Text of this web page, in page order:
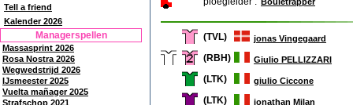
Tell a friend
Kalender 2026
Managerspellen
Massasprint 2026
Rosa Nostra 2026
Wegwedstrijd 2026
IJsmeester 2025
Vuelta mañager 2025
Strafschop 2021
Bouletrapper
(TVL) jonas Vingegaard
(RBH) Giulio PELLIZZARI
(LTK) giulio Ciccone
(LTK) jonathan Milan